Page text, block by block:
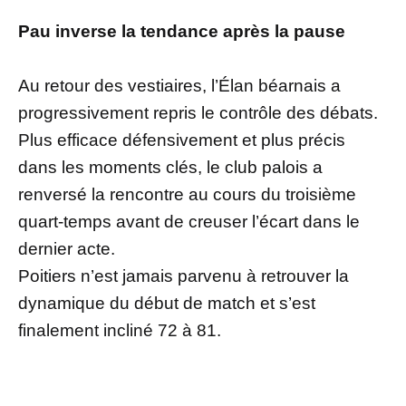
Pau inverse la tendance après la pause
Au retour des vestiaires, l’Élan béarnais a
progressivement repris le contrôle des débats.
Plus efficace défensivement et plus précis
dans les moments clés, le club palois a
renversé la rencontre au cours du troisième
quart-temps avant de creuser l’écart dans le
dernier acte.
Poitiers n’est jamais parvenu à retrouver la
dynamique du début de match et s’est
finalement incliné 72 à 81.